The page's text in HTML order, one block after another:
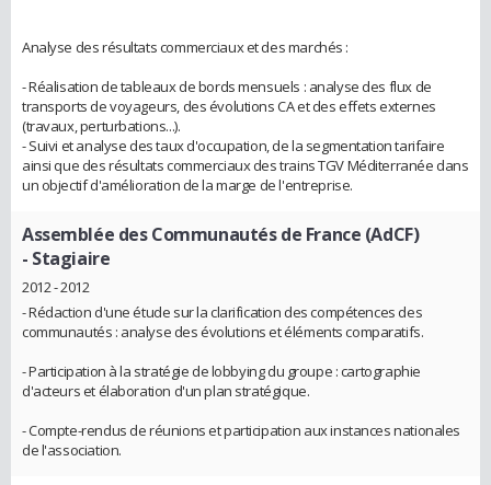
Analyse des résultats commerciaux et des marchés :
- Réalisation de tableaux de bords mensuels : analyse des flux de
transports de voyageurs, des évolutions CA et des effets externes
(travaux, perturbations...).
- Suivi et analyse des taux d'occupation, de la segmentation tarifaire
ainsi que des résultats commerciaux des trains TGV Méditerranée dans
un objectif d'amélioration de la marge de l'entreprise.
Assemblée des Communautés de France (AdCF)
- Stagiaire
2012 - 2012
- Rédaction d'une étude sur la clarification des compétences des
communautés : analyse des évolutions et éléments comparatifs.
- Participation à la stratégie de lobbying du groupe : cartographie
d'acteurs et élaboration d'un plan stratégique.
- Compte-rendus de réunions et participation aux instances nationales
de l'association.